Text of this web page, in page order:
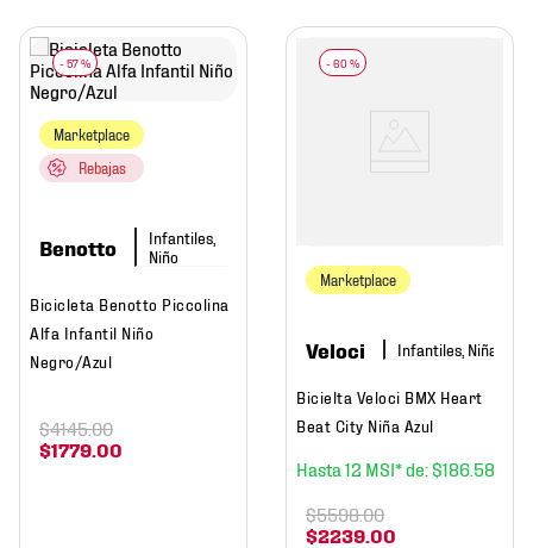
- 57 %
Marketplace
Rebajas
Benotto
Infantiles,
Niño
Bicicleta Benotto Piccolina
Alfa Infantil Niño
Negro/Azul
$1779 00
$4145.00
- 60 %
Marketplace
Veloci Infantiles, Niña
Bicielta Veloci BMX Heart
Beat City Niña Azul
12 $186 58
$2239 00
$5598.00